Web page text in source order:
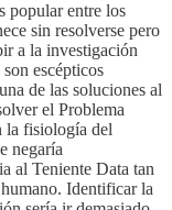
popular entre los
sin resolverse pero
a la investigación
escépticos
de las soluciones al
el Problema
la fisiología del
negaría
al Teniente Data tan
Identificar la